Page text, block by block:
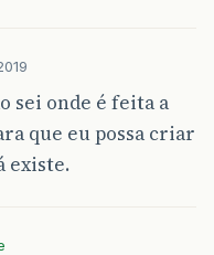
sei onde é feita a
que eu possa criar
existe.